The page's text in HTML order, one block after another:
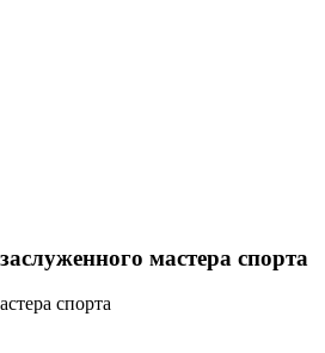
мастера спорта